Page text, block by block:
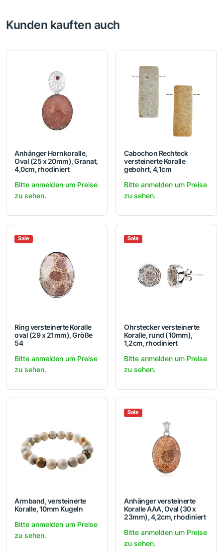
Kunden kauften auch
Anhänger Hornkoralle,
Oval (25 x 20mm), Granat,
4,0cm, rhodiniert
Bitte anmelden um Preise
zu sehen.
Cabochon Rechteck
versteinerte Koralle
gebohrt, 4,1cm
Bitte anmelden um Preise
zu sehen.
Sale
Ring versteinerte Koralle
oval (29 x 21mm), Größe
54
Bitte anmelden um Preise
zu sehen.
Sale
Ohrstecker versteinerte
Koralle, rund (10mm),
1,2cm, rhodiniert
Bitte anmelden um Preise
zu sehen.
Armband, versteinerte
Koralle, 10mm Kugeln
Bitte anmelden um Preise
zu sehen.
Sale
Anhänger versteinerte
Koralle AAA, Oval (30 x
23mm), 4,2cm, rhodiniert
Bitte anmelden um Preise
zu sehen.